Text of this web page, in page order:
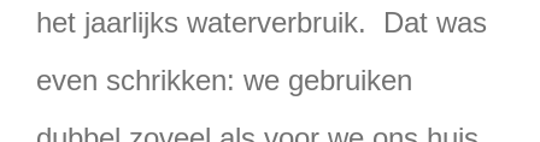
het jaarlijks waterverbruik. Dat was
even schrikken: we gebruiken